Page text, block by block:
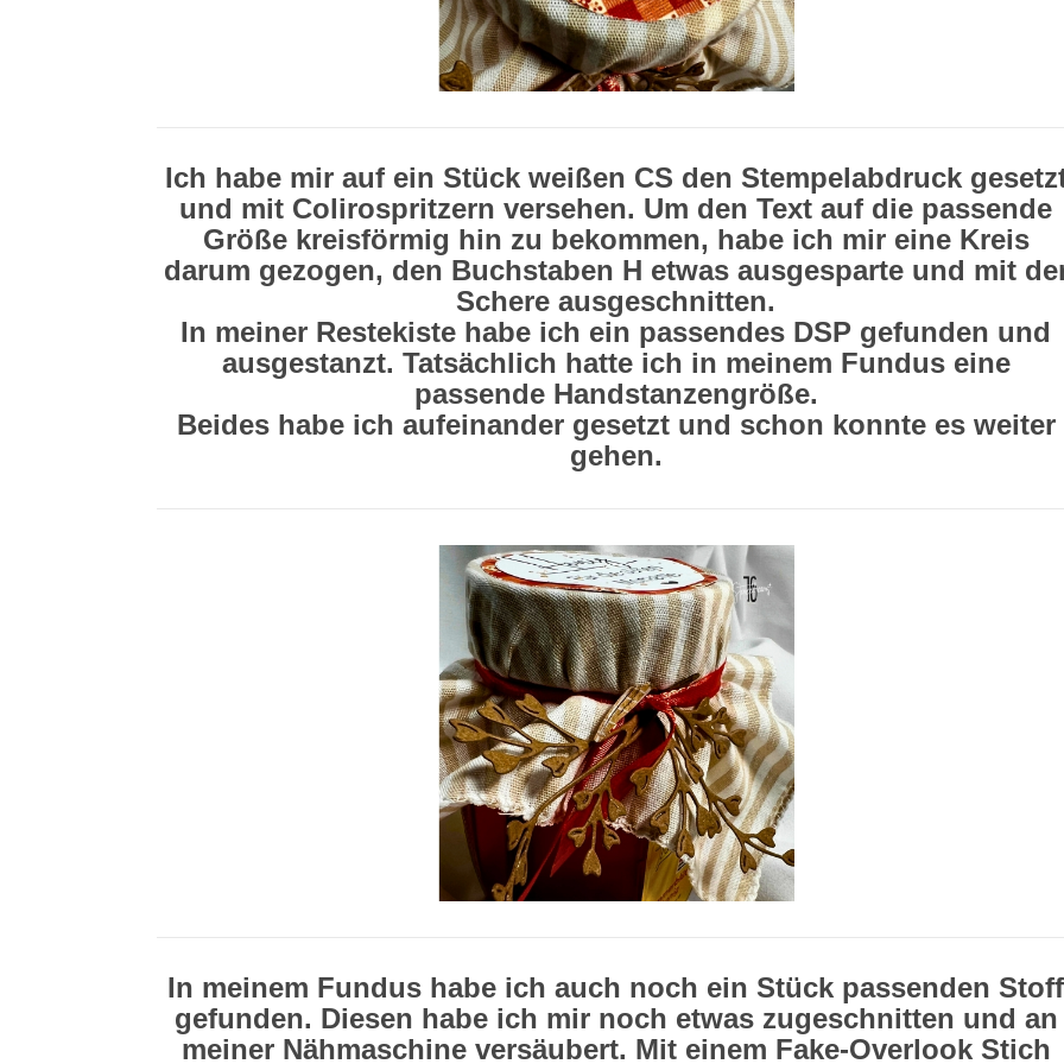
Ich habe mir auf ein Stück weißen CS den Stempelabdruck
und mit Colirospritzern versehen. Um den Text auf die passende
Größe kreisförmig hin zu bekommen, habe ich mir eine Kreis
darum gezogen, den Buchstaben H etwas ausgesparte und mit
Schere ausgeschnitten.
In meiner Restekiste habe ich ein passendes DSP gefunden und
ausgestanzt. Tatsächlich hatte ich in meinem Fundus eine
passende Handstanzengröße.
Beides habe ich aufeinander gesetzt und schon konnte es weiter
gehen.
In meinem Fundus habe ich auch noch ein Stück passenden Stoff
gefunden. Diesen habe ich mir noch etwas zugeschnitten und an
meiner Nähmaschine versäubert. Mit einem Fake-Overlook Stich